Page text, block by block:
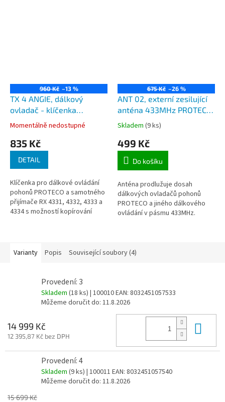
960 Kč –13 %
TX 4 ANGIE, dálkový
ovladač - klíčenka
čtyřkanálová s učícím a
kopírovacím režimem pro
pohony PROTECO
Momentálně nedostupné
835 Kč
DETAIL
Klíčenka pro dálkové ovládání
pohonů PROTECO a samotného
přijímače RX 4331, 4332, 4333 a
4334 s možností kopírování
675 Kč –26 %
ANT 02, externí zesilující
anténa 433MHz PROTECO
se zaizolovaným prutem
Skladem (9 ks)
499 Kč
Do košíku
Anténa prodlužuje dosah
dálkových ovladačů pohonů
PROTECO a jiného dálkového
ovládání v pásmu 433MHz.
Varianty Popis Související soubory (4)
Provedení: 3
Skladem (18 ks) | 100010EAN: 8032451057533
Můžeme doručit do: 11.8.2026
14 999 Kč
12 395,87 Kč bez DPH
Provedení: 4
Skladem (9 ks) | 100011 EAN: 8032451057540
Můžeme doručit do: 11.8.2026
15 699 Kč